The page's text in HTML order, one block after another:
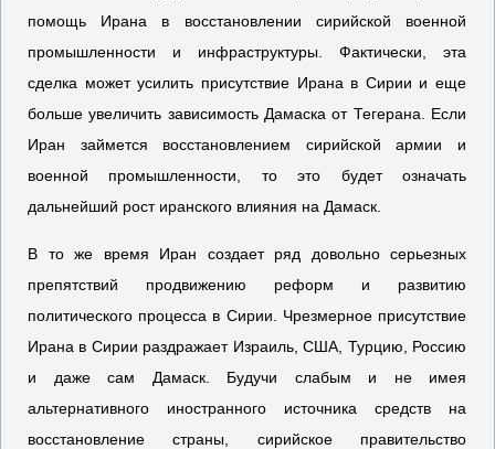
помощь Ирана в восстановлении сирийской военной
промышленности и инфраструктуры. Фактически, эта
сделка может усилить присутствие Ирана в Сирии и еще
больше увеличить зависимость Дамаска от Тегерана. Если
Иран займется восстановлением сирийской армии и
военной промышленности, то это будет означать
дальнейший рост иранского влияния на Дамаск.
В то же время Иран создает ряд довольно серьезных
препятствий продвижению реформ и развитию
политического процесса в Сирии. Чрезмерное присутствие
Ирана в Сирии раздражает Израиль, США, Турцию, Россию
и даже сам Дамаск. Будучи слабым и не имея
альтернативного иностранного источника средств на
восстановление страны, сирийское правительство